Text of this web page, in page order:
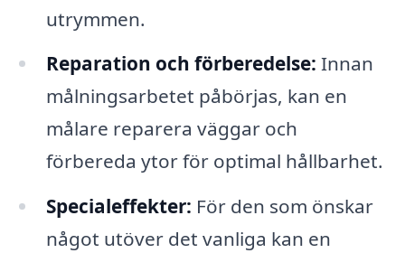
utrymmen.
Reparation och förberedelse: Innan
målningsarbetet påbörjas, kan en
målare reparera väggar och
förbereda ytor för optimal hållbarhet.
Specialeffekter: För den som önskar
något utöver det vanliga kan en